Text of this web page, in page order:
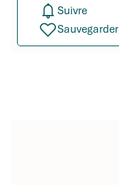
Suivre
Sauvegarder